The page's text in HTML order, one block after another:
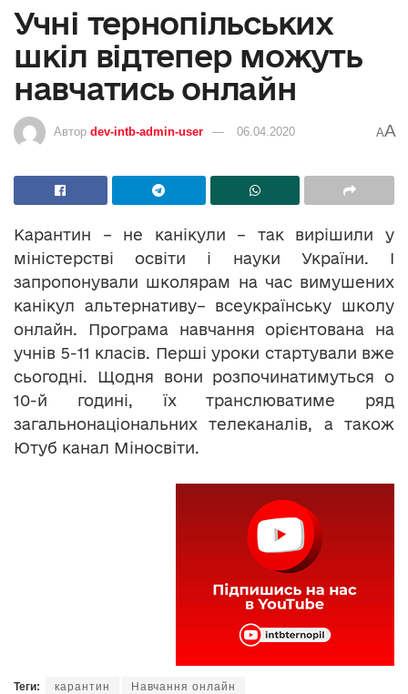
Учні тернопільських
шкіл відтепер можуть
навчатись онлайн
Автор dev-intb-admin-user 06.04.2020 AA
Карантин – не канікули – так вирішили у
міністерстві освіти і науки України. І
запропонували школярам на час вимушених
канікул альтернативу– всеукраїнську школу
онлайн. Програма навчання орієнтована на
учнів 5-11 класів. Перші уроки стартували вже
сьогодні. Щодня вони розпочинатимуться о
10-й годині, їх транслюватиме ряд
загальнонаціональних телеканалів, а також
Ютуб канал Міносвіти.
Теги: карантин Навчання онлайн